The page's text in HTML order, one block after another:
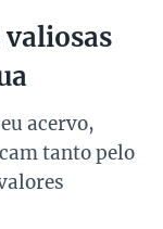
valiosas
acervo,
tanto pelo